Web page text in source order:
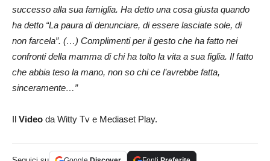
successo alla sua famiglia. Ha detto una cosa giusta quando
ha detto “La paura di denunciare, di essere lasciate sole, di
non farcela”. (…) Complimenti per il gesto che ha fatto nei
confronti della mamma di chi ha tolto la vita a sua figlia. Il fatto
che abbia teso la mano, non so chi ce l’avrebbe fatta,
sinceramente…”
Video da Witty Tv e Mediaset Play.